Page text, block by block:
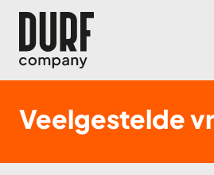
Veelgestelde